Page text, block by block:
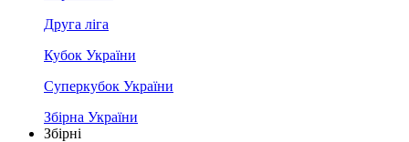
Друга ліга
Кубок України
Суперкубок України
Збірна України
Збірні